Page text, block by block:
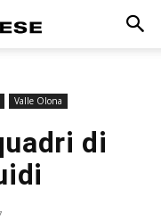
Valle Olona
di